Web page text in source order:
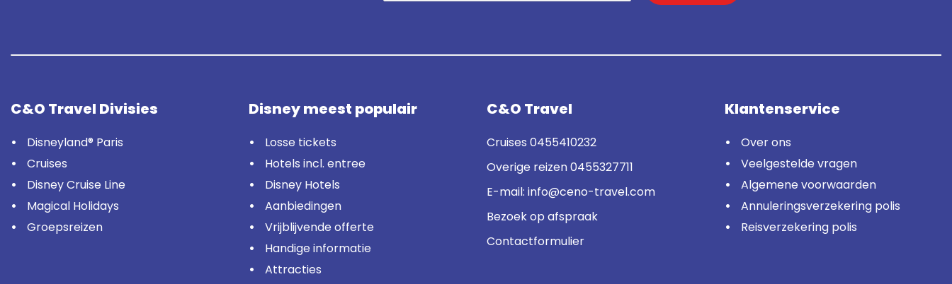
C&O Travel Divisies
Disneyland® Paris
Cruises
Disney Cruise Line
Magical Holidays
Groepsreizen
Disney meest populair
Losse tickets
Hotels incl. entree
Disney Hotels
Aanbiedingen
Vrijblijvende offerte
Handige informatie
Attracties
C&O Travel
Cruises 0455410232
Overige reizen0455327711
E-mail: info@ceno-travel.com
Bezoek op afspraak
Contactformulier
Klantenservice
Over ons
Veelgestelde vragen
Algemene voorwaarden
Annuleringsverzekering polis
Reisverzekering polis